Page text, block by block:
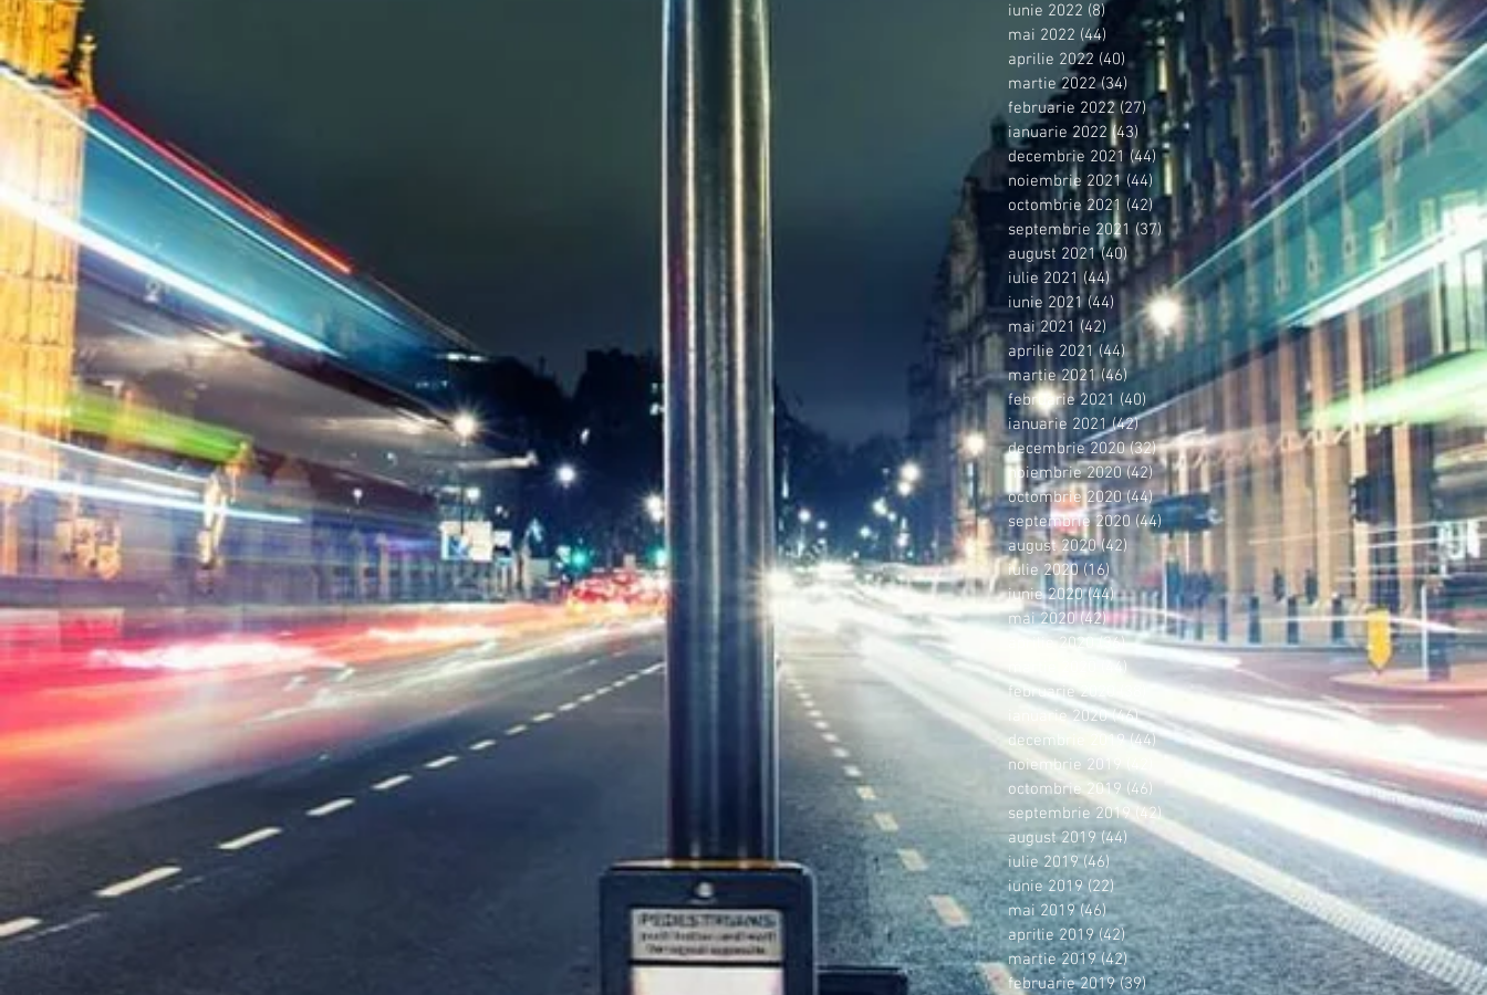
iunie 2022 (8)8 postări
mai 2022 (44) 44 postări
aprilie 2022 (40)40 postări
martie 2022 (34) 34 postări
februarie 2022 (27)27 postări
ianuarie 2022 (43) 43 postări
decembrie 2021 (44)44 postări
noiembrie 2021 (44) 44 postări
octombrie 2021 (42)42 postări
septembrie 2021 (37)37 postări
august 2021 (40)40 postări
iulie 2021 (44)44 postări
iunie 2021 (44) 44 postări
mai 2021 (42) 42 postări
aprilie 2021 (44)44 postări
martie 2021 (46)46 postări
februarie 2021 (40)40 postări
ianuarie 2021 (42)42 postări
decembrie 2020 (32)32 postări
noiembrie 2020 (42) 42 postări
octombrie 2020 (44)44 postări
septembrie 2020 (44)44 postări
august 2020 (42)42 postări
iulie 2020 (16)16 postări
iunie 2020 (44)44 postări
mai 2020 (42)42 postări
aprilie 2020 (36)36 postări
martie 2020
(44) 44 postări
februarie 2020
38 postări
ianuarie 2020 (46)46 postări
decembrie 2019 (44)44 postări
noiembrie 2019
42 postări
octombrie 2019 (46) 46 postări
septembrie 2019 (42)42 postări
august 2019 (44) 44 postări
iulie 2019 (46) 46 postări
iunie 2019 (22) 22 postări
mai 2019 (46)46 postări
aprilie 2019 (42)42 postări
martie 2019 (42)42 postări
februarie 2019 (39)39 postări